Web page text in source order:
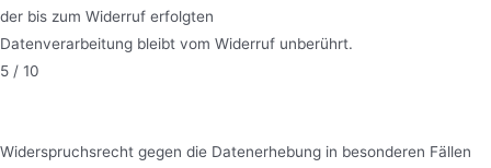
der bis zum Widerruf erfolgten
Datenverarbeitung bleibt vom Widerruf unberührt.
5 / 10
Widerspruchsrecht gegen die Datenerhebung in besonderen Fällen